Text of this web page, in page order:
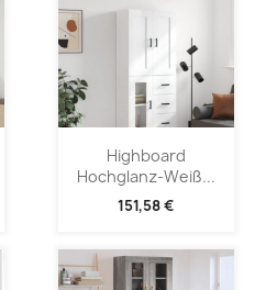
Highboard
Hochglanz-Weiß...
151,58 €